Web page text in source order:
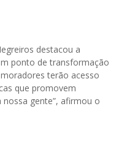
destacou a
ponto de transformação
terão acesso
que promovem
nossa gente”, afirmou o